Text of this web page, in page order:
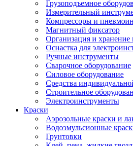
Грузоподъемное
Измерительный
Компрессоры и
Магнитный фиксатор
Организация и хранение
Оснастка для
Ручные инструменты
Сварочное оборудование
Силовое оборудование
Средства
Строительное
Электроинструменты
Краски
Аэрозольные краски и
Водоэмульсионные
Грунтовки